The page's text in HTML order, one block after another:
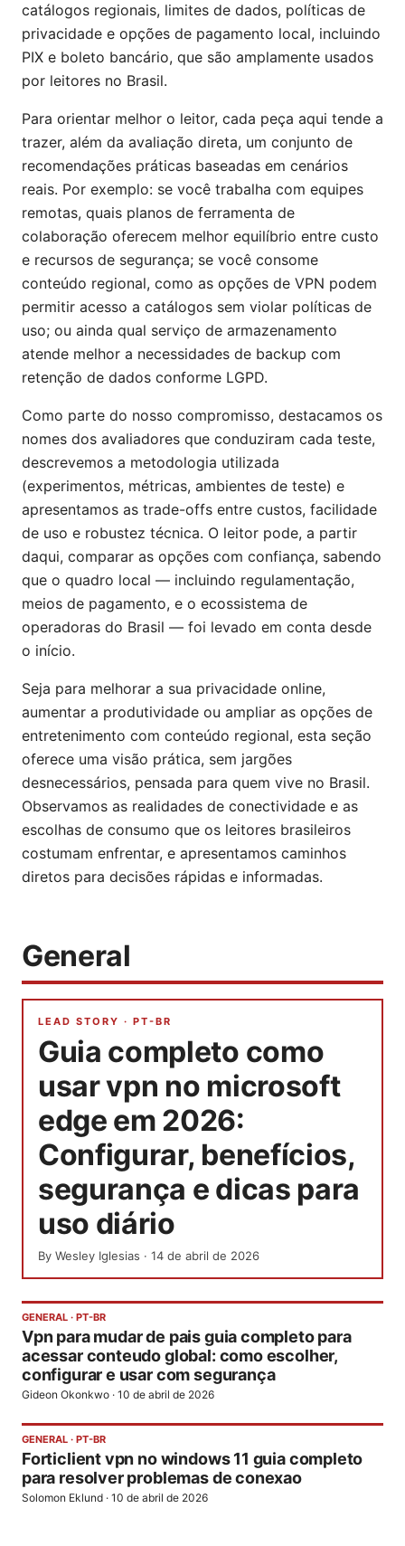
catálogos regionais, limites de dados, políticas de
privacidade e opções de pagamento local, incluindo
PIX e boleto bancário, que são amplamente usados
por leitores no Brasil.
Para orientar melhor o leitor, cada peça aqui tende a
trazer, além da avaliação direta, um conjunto de
recomendações práticas baseadas em cenários
reais. Por exemplo: se você trabalha com equipes
remotas, quais planos de ferramenta de
colaboração oferecem melhor equilíbrio entre custo
e recursos de segurança; se você consome
conteúdo regional, como as opções de VPN podem
permitir acesso a catálogos sem violar políticas de
uso; ou ainda qual serviço de armazenamento
atende melhor a necessidades de backup com
retenção de dados conforme LGPD.
Como parte do nosso compromisso, destacamos os
nomes dos avaliadores que conduziram cada teste,
descrevemos a metodologia utilizada
(experimentos, métricas, ambientes de teste) e
apresentamos as trade-offs entre custos, facilidade
de uso e robustez técnica. O leitor pode, a partir
daqui, comparar as opções com confiança, sabendo
que o quadro local — incluindo regulamentação,
meios de pagamento, e o ecossistema de
operadoras do Brasil — foi levado em conta desde
o início.
Seja para melhorar a sua privacidade online,
aumentar a produtividade ou ampliar as opções de
entretenimento com conteúdo regional, esta seção
oferece uma visão prática, sem jargões
desnecessários, pensada para quem vive no Brasil.
Observamos as realidades de conectividade e as
escolhas de consumo que os leitores brasileiros
costumam enfrentar, e apresentamos caminhos
diretos para decisões rápidas e informadas.
General
LEAD STORY · PT-BR
Guia completo como
usar vpn no microsoft
edge em 2026:
Configurar, benefícios,
segurança e dicas para
uso diário
By Wesley Iglesias · 14 de abril de 2026
GENERAL · PT-BR
Vpn para mudar de pais guia completo para
acessar conteudo global: como escolher,
configurar e usar com segurança
Gideon Okonkwo · 10 de abril de 2026
GENERAL · PT-BR
Forticlient vpn no windows 11 guia completo
para resolver problemas de conexao
Solomon Eklund · 10 de abril de 2026